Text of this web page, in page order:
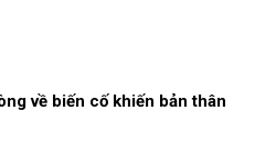
về biến cố khiến bản thân